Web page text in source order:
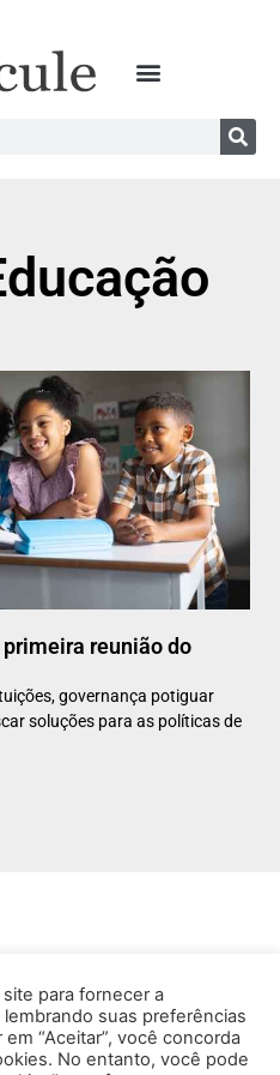
reunião do
governança potiguar
soluções para as políticas de
para fornecer a
suas preferências
“Aceitar”, você concorda
No entanto, você pode